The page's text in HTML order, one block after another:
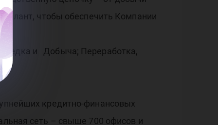
талант, чтобы обеспечить Компании
и Добыча; Переработка,
кредитно-финансовых
сеть – свыше 700 офисов и